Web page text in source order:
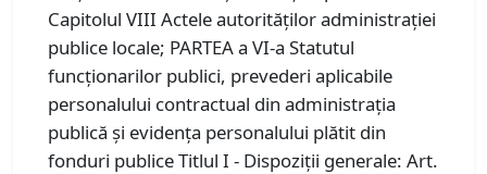
Capitolul VIII Actele autorităţilor administraţiei
publice locale; PARTEA a VI-a Statutul
funcţionarilor publici, prevederi aplicabile
personalului contractual din administraţia
publică şi evidenţa personalului plătit din
fonduri publice Titlul I - Dispoziţii generale: Art.